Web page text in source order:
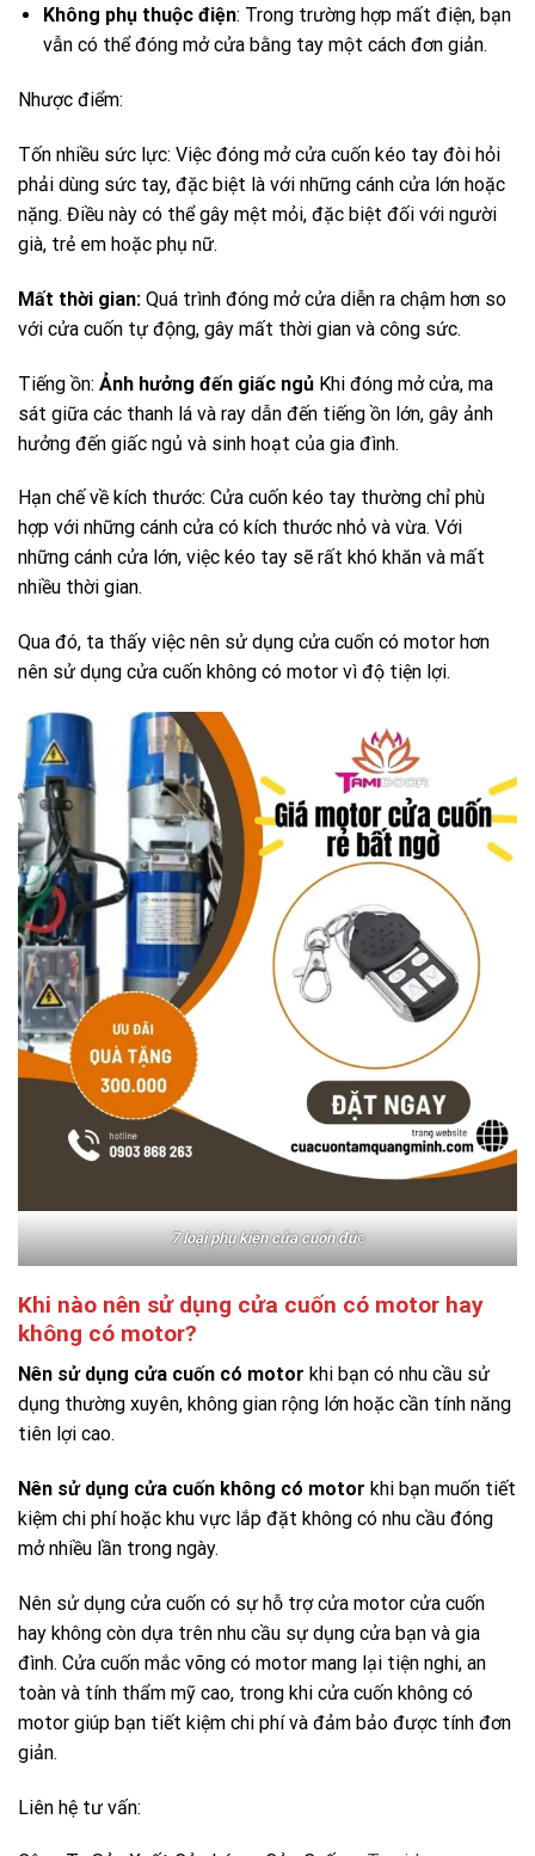
Không phụ thuộc điện: Trong trường hợp mất điện, bạn
vẫn có thể đóng mở cửa bằng tay một cách đơn giản.
Nhược điểm:
Tốn nhiều sức lực: Việc đóng mở cửa cuốn kéo tay đòi hỏi
phải dùng sức tay, đặc biệt là với những cánh cửa lớn hoặc
nặng. Điều này có thể gây mệt mỏi, đặc biệt đối với người
già, trẻ em hoặc phụ nữ.
Mất thời gian: Quá trình đóng mở cửa diễn ra chậm hơn so
với cửa cuốn tự động, gây mất thời gian và công sức.
Tiếng ồn: Ảnh hưởng đến giấc ngủ Khi đóng mở cửa, ma
sát giữa các thanh lá và ray dẫn đến tiếng ồn lớn, gây ảnh
hưởng đến giấc ngủ và sinh hoạt của gia đình.
Hạn chế về kích thước: Cửa cuốn kéo tay thường chỉ phù
hợp với những cánh cửa có kích thước nhỏ và vừa. Với
những cánh cửa lớn, việc kéo tay sẽ rất khó khăn và mất
nhiều thời gian.
Qua đó, ta thấy việc nên sử dụng cửa cuốn có motor hơn
nên sử dụng cửa cuốn không có motor vì độ tiện lợi.
7 loại phụ kiện cửa cuốn đức
Khi nào nên sử dụng cửa cuốn có motor hay
không có motor?
Nên sử dụng cửa cuốn có motor khi bạn có nhu cầu sử
dụng thường xuyên, không gian rộng lớn hoặc cần tính năng
tiên lợi cao.
Nên sử dụng cửa cuốn không có motor khi bạn muốn tiết
kiệm chi phí hoặc khu vực lắp đặt không có nhu cầu đóng
mở nhiều lần trong ngày.
Nên sử dụng cửa cuốn có sự hỗ trợ cửa motor cửa cuốn
hay không còn dựa trên nhu cầu sự dụng cửa bạn và gia
đình. Cửa cuốn mắc võng có motor mang lại tiện nghi, an
toàn và tính thẩm mỹ cao, trong khi cửa cuốn không có
motor giúp bạn tiết kiệm chi phí và đảm bảo được tính đơn
giản.
Liên hệ tư vấn: